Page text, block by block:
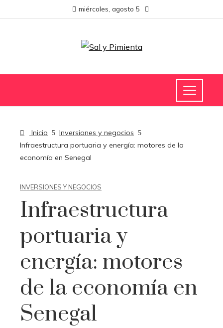
miércoles, agosto 5
Inicio
Inversiones y negocios
Infraestructura portuaria y energía: motores de la
economía en Senegal
INVERSIONES Y NEGOCIOS
Infraestructura
portuaria y
energía: motores
de la economía en
Senegal